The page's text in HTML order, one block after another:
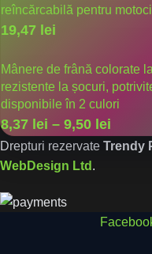
reîncărcabilă pentru
19,47 lei
Mânere de frână colorate
rezistente la șocuri,
disponibile în 2 culori
8,37 lei – 9,50 lei
Drepturi rezervate Trendy
WebDesign Ltd .